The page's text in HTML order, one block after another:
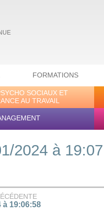
FORMATIONS
SOCIAUX ET
AU TRAVAIL
2024 à
à 19:06:58